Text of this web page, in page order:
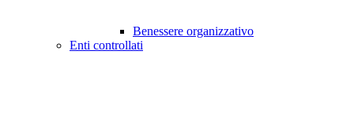
Benessere organizzativo
Enti controllati